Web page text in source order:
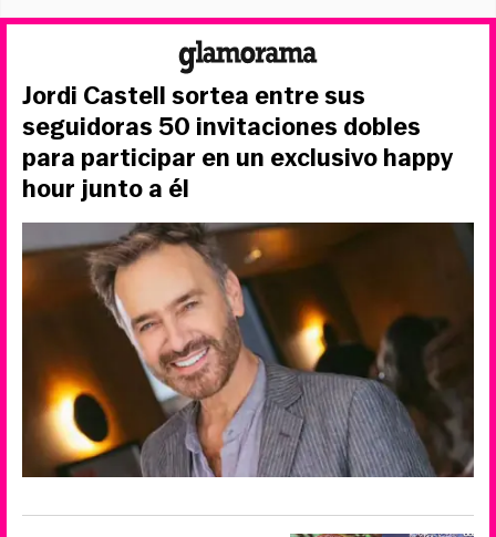
Jordi Castell sortea entre sus
seguidoras 50 invitaciones dobles
para participar en un exclusivo happy
hour junto a él